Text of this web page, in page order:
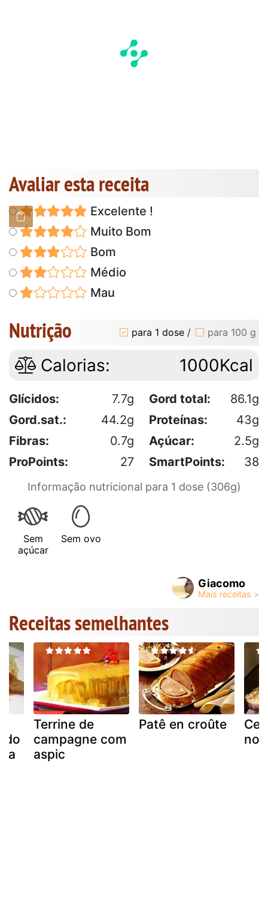
Avaliar esta receita
Excelente !
Muito Bom
Bom
Médio
Mau
Nutrição para 1 dose / para 100 g
Calorias: 1000Kcal
Glícidos: 7.7g Gord total:
86.1g
Gord.sat.:
44.2g Proteínas:
43g
Fibras:
0.7g Açúcar:
2.5g
ProPoints:
27 SmartPoints: 38
Informação nutricional para 1 dose (306g)
Sem
açúcar
Sem ovo
Giacomo
Receitas semelhantes
Terrine de
campagne com
aspic
Patê en croûte